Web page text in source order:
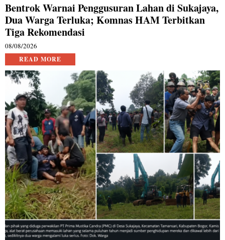
Bentrok Warnai Penggusuran Lahan di Sukajaya,
Dua Warga Terluka; Komnas HAM Terbitkan
Tiga Rekomendasi
08/08/2026
READ MORE